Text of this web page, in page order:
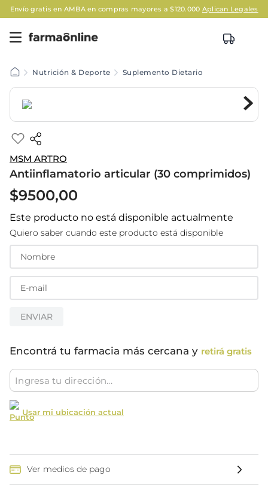
Envío gratis en AMBA en compras mayores a $120.000 Aplican Legales
Nutrición & Deporte Suplemento Dietario
MSM ARTRO
Antiinflamatorio articular (30 comprimidos)
$9500,00
Este producto no está disponible actualmente
Quiero saber cuando este producto está disponible
ENVIAR
Encontrá tu farmacia más cercana y retirá gratis
Usar mi ubicación actual
Ver medios de pago